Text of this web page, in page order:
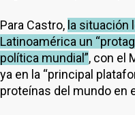
Para Castro, la situación
Latinoamérica un
política mundial”, con el
ya en la “principal
proteínas del mundo en